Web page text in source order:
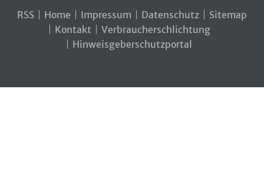
RSS Home Impressum Datenschutz
Sitemap
Kontakt
Verbraucherschlichtung
Hinweisgeberschutzportal